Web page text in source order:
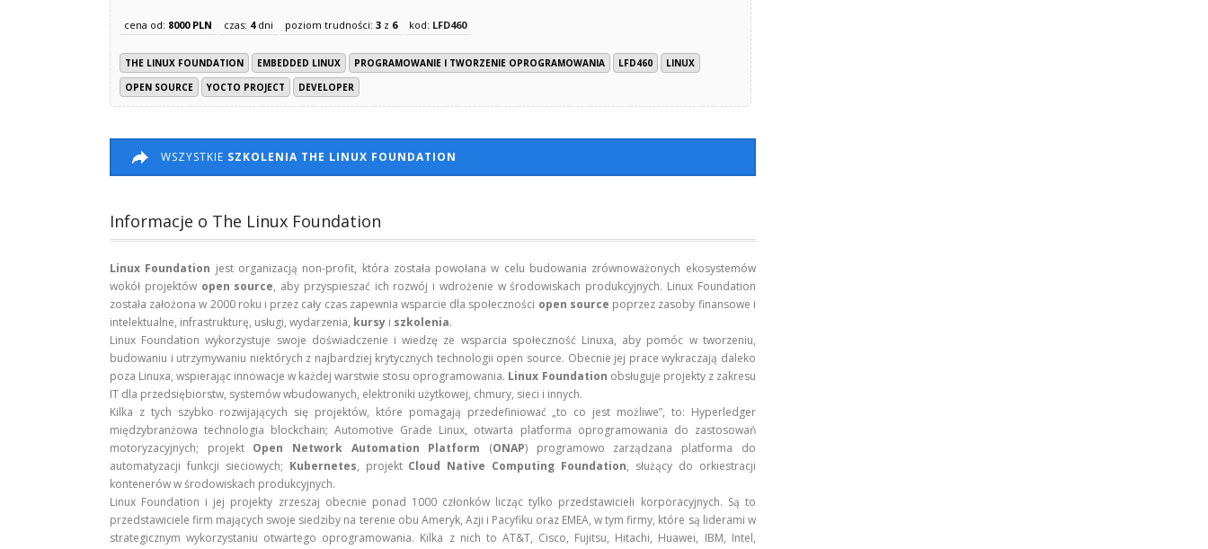
cena od: 8000 PLN czas: 4dni poziom trudności: 3 z 6 kod: LFD460
THE LINUX FOUNDATION EMBEDDED LINUX PROGRAMOWANIE I TWORZENIE OPROGRAMOWANIA LFD460
LINUX
OPEN SOURCE
YOCTO PROJECT DEVELOPER
WSZYSTKIE SZKOLENIA THE LINUX FOUNDATION
Informacje o The Linux Foundation
Linux Foundation jest organizacją non-profit, która została powołana w celu budowania zrównoważonych ekosystemów
wokół projektów open source, aby przyspieszać ich rozwój i wdrożenie w środowiskach produkcyjnych. Linux Foundation
została założona w 2000 roku i przez cały czas zapewnia wsparcie dla społeczności open source poprzez zasoby finansowe i
intelektualne, infrastrukturę, usługi, wydarzenia, kursy i szkolenia.
Linux Foundation wykorzystuje swoje doświadczenie i wiedzę ze wsparcia społeczność Linuxa, aby pomóc w tworzeniu,
budowaniu i utrzymywaniu niektórych z najbardziej krytycznych technologii open source. Obecnie jej prace wykraczają daleko
poza Linuxa, wspierając innowacje w każdej warstwie stosu oprogramowania. Linux Foundation obsługuje projekty z zakresu
IT dla przedsiębiorstw, systemów wbudowanych, elektroniki użytkowej, chmury, sieci i innych.
Kilka z tych szybko rozwijających się projektów, które pomagają przedefiniować „to co jest możliwe”, to: Hyperledger
międzybranżowa technologia blockchain; Automotive Grade Linux, otwarta platforma oprogramowania do zastosowań
motoryzacyjnych; projekt Open Network Automation Platform (ONAP) programowo zarządzana platforma do
automatyzacji funkcji sieciowych; Kubernetes, projekt Cloud Native Computing Foundation, służący do orkiestracji
kontenerów w środowiskach produkcyjnych.
Linux Foundation i jej projekty zrzeszaj obecnie ponad 1000 członków licząc tylko przedstawicieli korporacyjnych. Są to
przedstawiciele firm mających swoje siedziby na terenie obu Ameryk, Azji i Pacyfiku oraz EMEA, w tym firmy, które są liderami w
strategicznym wykorzystaniu otwartego oprogramowania. Kilka z nich to AT&T, Cisco, Fujitsu, Hitachi, Huawei, IBM, Intel,